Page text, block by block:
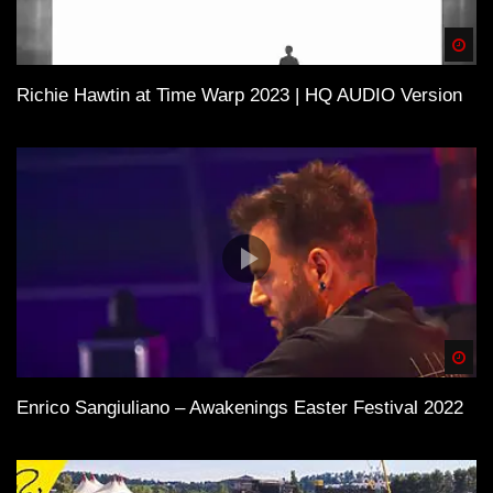
Richie Hawtin at Time Warp 2023 | HQ AUDIO Version
Enrico Sangiuliano – Awakenings Easter Festival 2022